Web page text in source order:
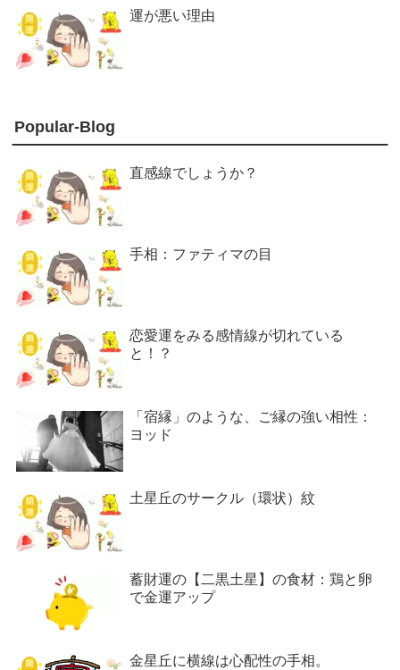
運が悪い理由
Popular-Blog
直感線でしょうか？
手相：ファティマの目
恋愛運をみる感情線が切れている
と！？
「宿縁」のような、ご縁の強い相性：
ヨッド
土星丘のサークル（環状）紋
蓄財運の【二黒土星】の食材：鶏と卵
で金運アップ
金星丘に横線は心配性の手相。